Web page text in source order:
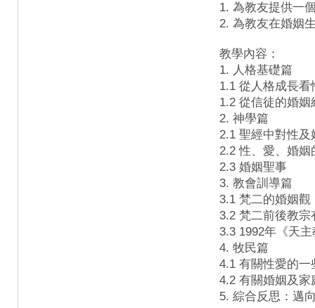
1. 為教友提供一
2. 為教友在婚姻
教學內容：
1. 人格基礎篇
1.1 從人格成長看
1.2 從信徒的婚
2. 神學篇
2.1 聖經中對性及
2.2 性、愛、婚
2.3 婚姻聖事
3. 教會訓導篇
3.1 梵二的婚姻觀
3.2 梵二前後教
3.3 1992年《天
4. 牧民篇
4.1 有關性愛的
4.2 有關婚姻及
5. 綜合反思：邁